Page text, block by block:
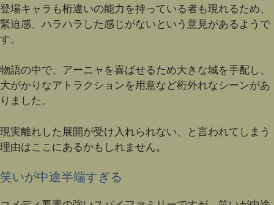
登場キャラも桁違いの能力を持っている者も現れるため、
緊迫感、ハラハラした感じがないという意見があるようで
す。
物語の中で、アーニャを喜ばせるため大きな城を手配し、
大がかりなアトラクションを用意など桁外れなシーンがあ
りました。
現実離れした展開が受け入れられない、と言われてしまう
理由はここにあるかもしれません。
笑いが中途半端すぎる